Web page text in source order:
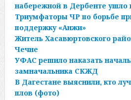
набережной в Дербенте ушло
Триумфаторы ЧР по борьбе
поддержку «Анжи»
Житель Хасавюртовского
Чечне
УФАС решило наказать
замначальника СКЖД
В Дагестане выяснили, кто
плов (фото)